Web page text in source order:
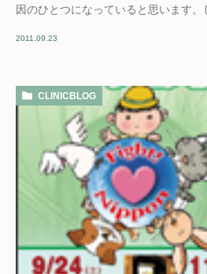
因のひとつになっていると思います
2011.09.23
CLINICBLOG